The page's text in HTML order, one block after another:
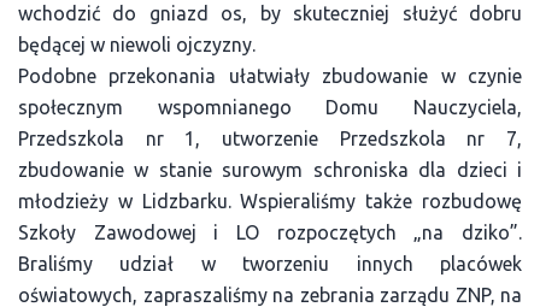
wchodzić do gniazd os, by skuteczniej służyć dobru
będącej w niewoli ojczyzny.
Podobne przekonania ułatwiały zbudowanie w czynie
społecznym wspomnianego Domu Nauczyciela,
Przedszkola nr 1, utworzenie Przedszkola nr 7,
zbudowanie w stanie surowym schroniska dla dzieci i
młodzieży w Lidzbarku. Wspieraliśmy także rozbudowę
Szkoły Zawodowej i LO rozpoczętych „na dziko”.
Braliśmy udział w tworzeniu innych placówek
oświatowych, zapraszaliśmy na zebrania zarządu ZNP, na